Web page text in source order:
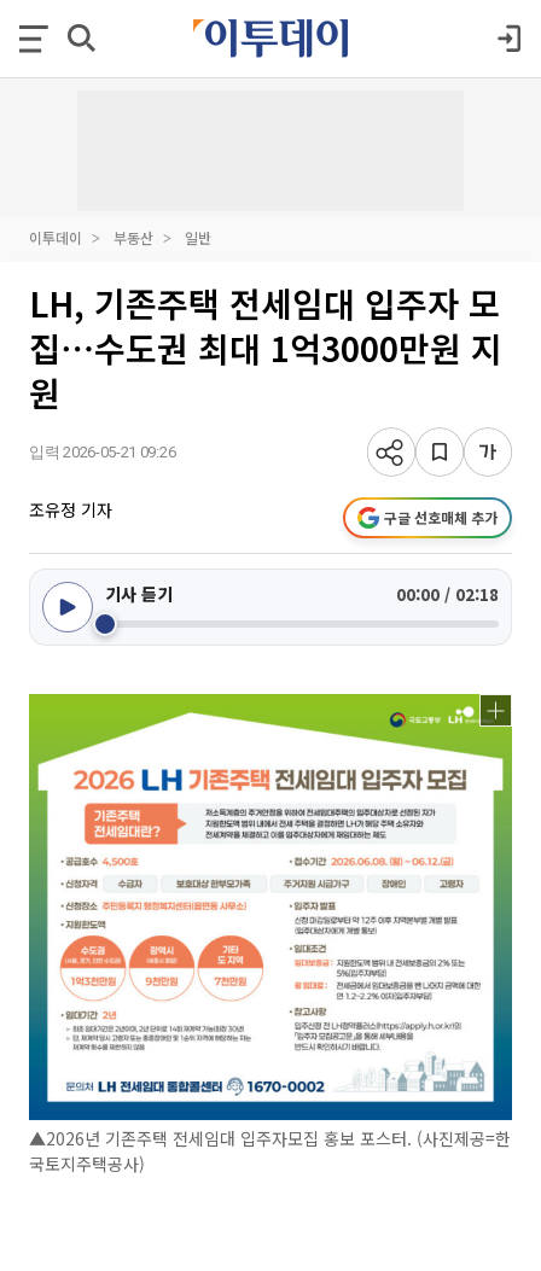
이투데이 부동산 일반
LH, 기존주택 전세임대 입주자 모
집⋯수도권 최대 1억3000만원 지
원
입력 2026-05-21 09:26
조유정 기자 구글 선호매체 추가
기사 듣기 00:00 / 02:18
▲2026년 기존주택 전세임대 입주자모집 홍보 포스터. (사진제공=한
국토지주택공사)